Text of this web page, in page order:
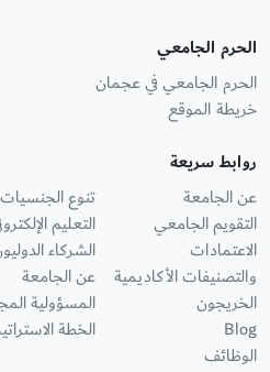
الحرم الجامعي
الحرم الجامعي في عجمان
خريطة الموقع
روابط سريعة
عن الجامعة
التقويم الجامعي
الاعتمادات
والتصنيفات الأكاديمية
الخريجون
Blog
الوظائف
تنوع الجنسيات
التعليم
الشركاء
عن الجامعة
المسؤولية
الخطة